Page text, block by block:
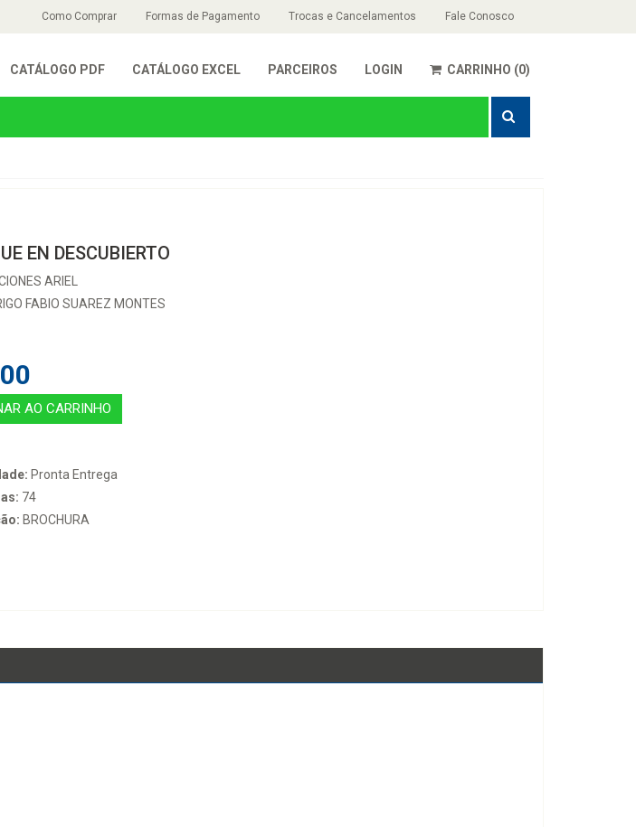
Como Comprar Formas de Pagamento Trocas e Cancelamentos Fale Conosco
CATÁLOGO PDF CATÁLOGO EXCEL PARCEIROS LOGIN CARRINHO (0)
EN DESCUBIERTO
ARIEL
FABIO SUAREZ MONTES
AO CARRINHO
Pronta Entrega
74
BROCHURA